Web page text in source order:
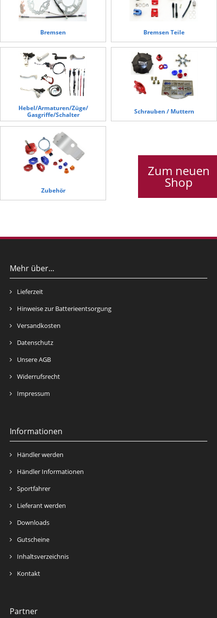
Zum neuen
Shop
Bremsen Bremsen Teile
Hebel/Armaturen/Züge/
Gasgriffe/Schalter
Schrauben / Muttern
Zubehör
Mehr über...
Lieferzeit
Hinweise zur Batterieentsorgung
Versandkosten
Datenschutz
Unsere AGB
Widerrufsrecht
Impressum
Informationen
Händler werden
Händler Informationen
Sportfahrer
Lieferant werden
Downloads
Gutscheine
Inhaltsverzeichnis
Kontakt
Partner